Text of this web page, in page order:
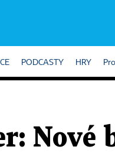
PODCASTY HRY
Nové